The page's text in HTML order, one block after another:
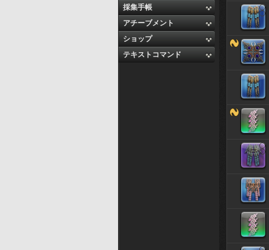
採集手帳
アチーブメント
ショップ
テキストコマンド